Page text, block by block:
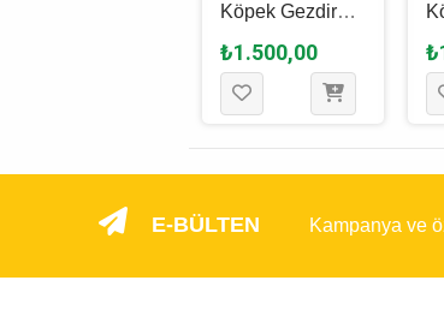
Köpek Gezdirme
Kayışı M - L,
Hardal Sarısı, 2
M - 20 Mm
₺1.500,00
E-BÜLTEN Kampanya ve